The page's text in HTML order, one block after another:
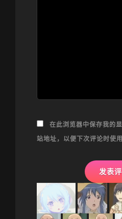
在此浏览器中保存我的
站地址，以便下次评论时使用